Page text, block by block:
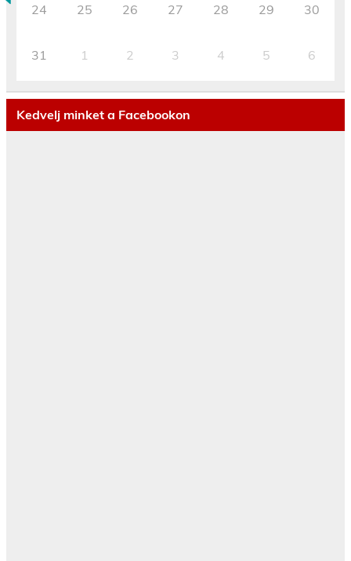
24 25 26 27 28 29 30
31 1 2 3 4 5 6
Kedvelj minket a Facebookon